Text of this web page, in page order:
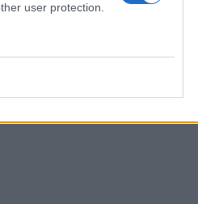
user protection.